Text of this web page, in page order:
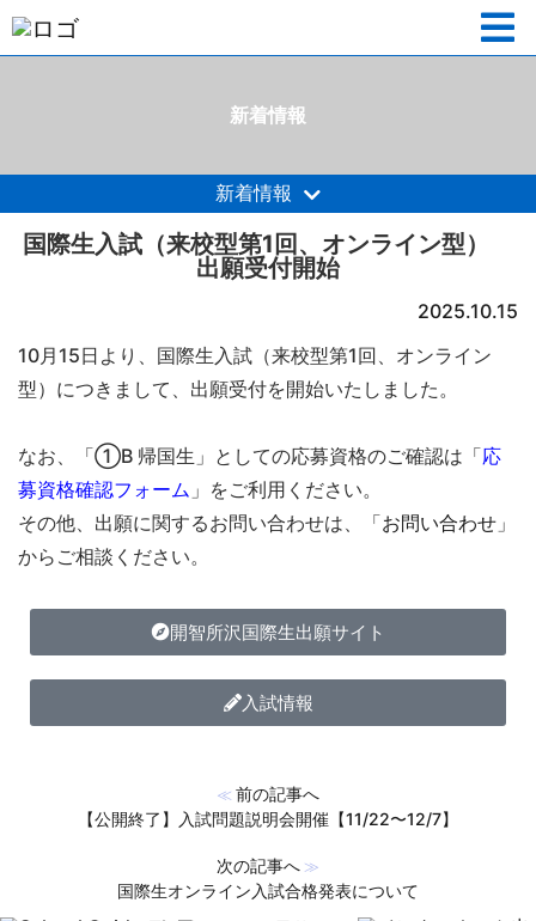
新着情報
新着情報
国際生入試（来校型第1回、オンライン型）
出願受付開始
2025.10.15
10月15日より、国際生入試（来校型第1回、オンライン
型）につきまして、出願受付を開始いたしました。
なお、「①B 帰国生」としての応募資格のご確認は「応
募資格確認フォーム 」をご利用ください。
その他、出願に関するお問い合わせは、「お問い合わせ 」
からご相談ください。
開智所沢国際生出願サイト
入試情報
≪ 前の記事へ
【公開終了】入試問題説明会開催【11/22〜12/7】
次の記事へ ≫
国際生オンライン入試合格発表について